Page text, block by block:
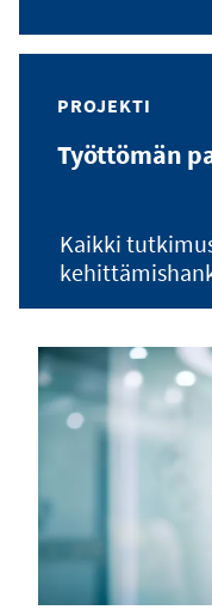
PROJEKTI
Työttömän
Kaikki